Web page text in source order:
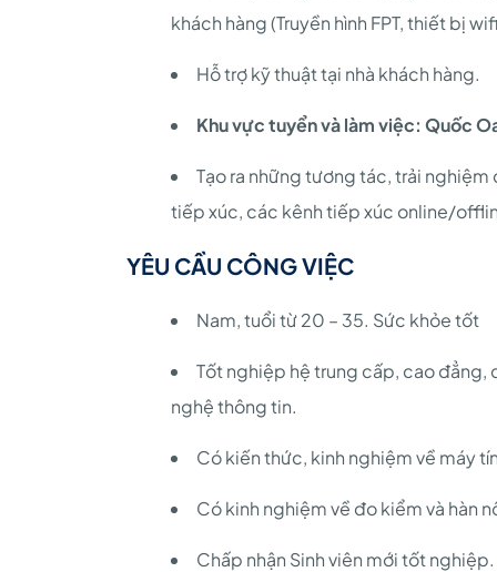
khách hàng (Truyền hình FPT, thiết bị
Hỗ trợ kỹ thuật tại nhà khách hàng.
Khu vực tuyển và làm việc: Quốc
Tạo ra những tương tác, trải
tiếp xúc, các kênh tiếp xúc online/
YÊU CẦU CÔNG VIỆC
Nam, tuổi từ 20 – 35. Sức khỏe tốt
Tốt nghiệp hệ trung cấp, cao
nghệ thông tin.
Có kiến thức, kinh nghiệm về máy
Có kinh nghiệm về đo kiểm và hàn
Chấp nhận Sinh viên mới tốt nghiệp.